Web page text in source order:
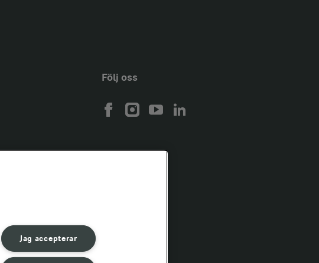
Följ oss
Jag accepterar